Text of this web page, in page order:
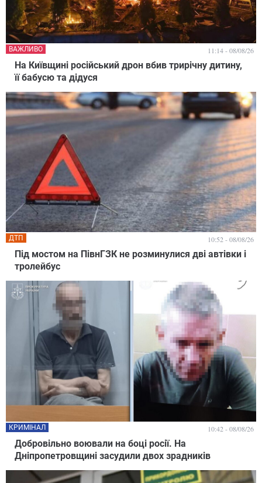
На Київщині російський дрон вбив трирічну дитину,
її бабусю та дідуся
ВАЖЛИВО 11:14 - 08/08/26
Під мостом на ПівнГЗК не розминулися дві автівки і
тролейбус
ДТП 10:52 - 08/08/26
Добровільно воювали на боці росії. На
Дніпропетровщині засудили двох зрадників
КРИМІНАЛ 10:42 - 08/08/26